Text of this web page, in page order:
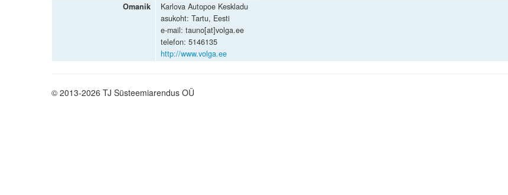
Omanik
Karlova Autopoe Keskladu
asukoht: Tartu, Eesti
e-mail: tauno[at]volga.ee
telefon: 5146135
http://www.volga.ee
© 2013-2026 TJ Süsteemiarendus OÜ